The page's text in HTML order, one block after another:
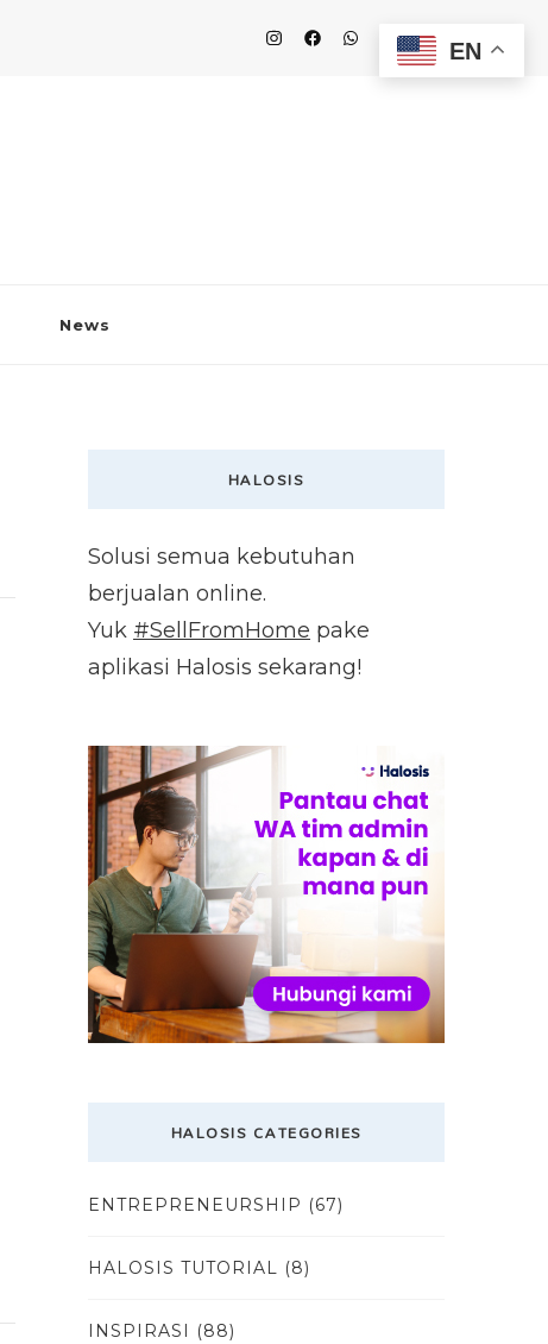
News
HALOSIS
Solusi semua kebutuhan
berjualan online.
Yuk #SellFromHome pake
aplikasi Halosis sekarang!
HALOSIS CATEGORIES
ENTREPRENEURSHIP (67)
HALOSIS TUTORIAL (8)
INSPIRASI (88)
EN